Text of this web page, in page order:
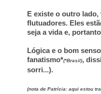
E existe o outro
flutuadores. Eles
seja a vida e,
Lógica e o bom
fanatismo*(*Brasil),
sorri...).
(nota de Patrícia: aqui estou